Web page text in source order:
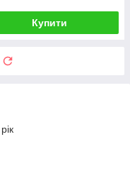
Купити